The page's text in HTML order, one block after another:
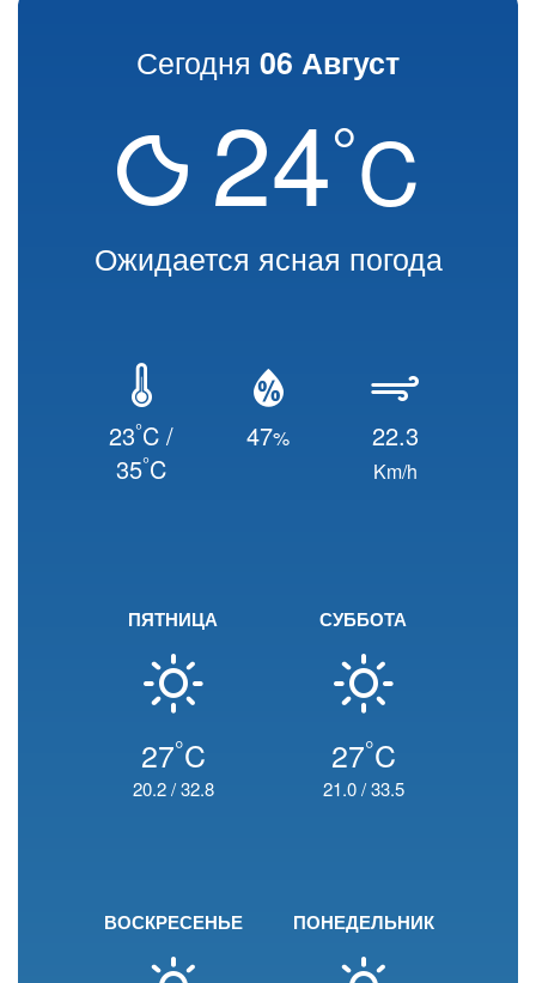
Сегодня 06 Август
24°C
Ожидается ясная погода
23°C /
35°C
47% 22.3
Km/h
ПЯТНИЦА
27°C
20.2/32.8
СУББОТА
27°C
21.0/33.5
ВОСКРЕСЕНЬЕ ПОНЕДЕЛЬНИК